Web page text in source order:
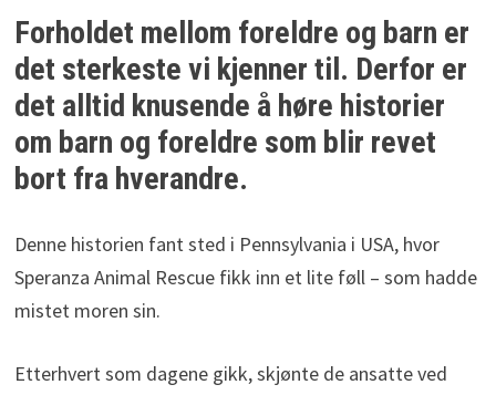
Forholdet mellom foreldre og barn er
det sterkeste vi kjenner til. Derfor er
det alltid knusende å høre historier
om barn og foreldre som blir revet
bort fra hverandre.
Denne historien fant sted i Pennsylvania i USA, hvor
Speranza Animal Rescue fikk inn et lite føll – som hadde
mistet moren sin.
Etterhvert som dagene gikk, skjønte de ansatte ved